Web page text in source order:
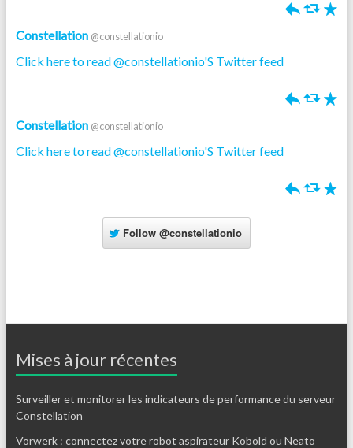
h J R
Constellation @constellationio
Click here to read @constellationio'S Twitter feed
h J R
Constellation @constellationio
Click here to read @constellationio'S Twitter feed
h J R
Follow @constellationio
Mises à jour récentes
Surveiller et monitorer les indicateurs de performance du serveur
Constellation
Vorwerk : connectez votre robot aspirateur Kobold ou Neato